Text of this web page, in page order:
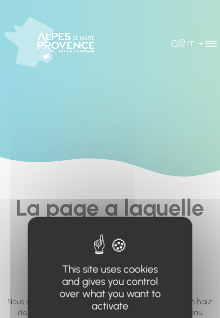
Rechercher
Choisir la
La page a laquelle
vous cherchez à
accéder n'existe
pas... ou plus.
Nous vous invitons à utiliser le moteur de recherche en haut
de page, ou à utiliser le menu pour trouver le contenu
This site uses cookies
and gives you control
over what you want to
activate